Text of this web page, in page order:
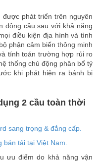
phát triển trên nguyên
động cầu sau với khả năng
điều kiện địa hình và tình
phận cảm biến thông minh
tính toán trường hợp rủi ro
thống chủ động phân bổ tỷ
khi phát hiện ra bánh bị
2 cầu toàn thời
sang trọng & đẳng cấp.
tải tại Việt Nam.
ưu điểm do khả năng vận